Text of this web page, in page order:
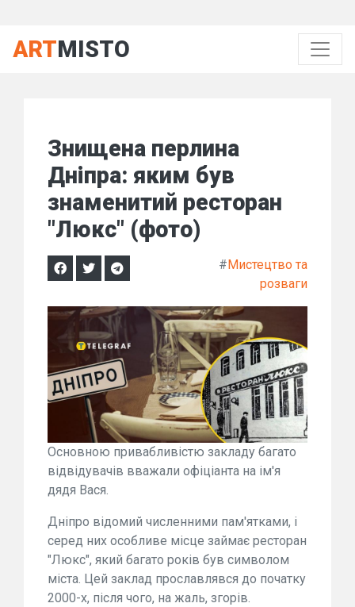
ARTMISTO
Знищена перлина
Дніпра: яким був
знаменитий ресторан
"Люкс" (фото)
#Мистецтво та
розваги
Основною привабливістю закладу багато
відвідувачів вважали офіціанта на ім'я
дядя Вася.
Дніпро відомий численними пам'ятками, і
серед них особливе місце займає ресторан
"Люкс", який багато років був символом
міста. Цей заклад прославлявся до початку
2000-х, після чого, на жаль, згорів.